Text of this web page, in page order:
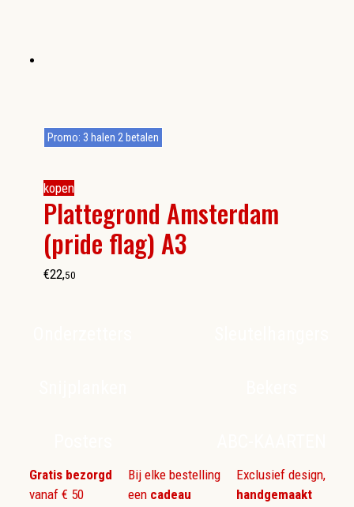
kopen
Plattegrond Amsterdam
(pride flag) A3
Promo: 3 halen 2 betalen
€22,50
Gratis bezorgd
vanaf € 50
Bij elke bestelling
een cadeau
Exclusief design,
handgemaakt